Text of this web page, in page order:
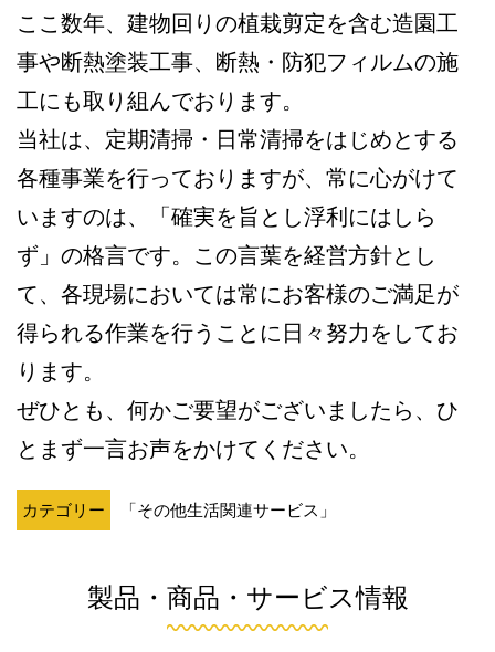
ここ数年、建物回りの植栽剪定を含む造園工
事や断熱塗装工事、断熱・防犯フィルムの施
工にも取り組んでおります。
当社は、定期清掃・日常清掃をはじめとする
各種事業を行っておりますが、常に心がけて
いますのは、「確実を旨とし浮利にはしら
ず」の格言です。この言葉を経営方針とし
て、各現場においては常にお客様のご満足が
得られる作業を行うことに日々努力をしてお
ります。
ぜひとも、何かご要望がございましたら、ひ
とまず一言お声をかけてください。
カテゴリー 「その他生活関連サービス」
製品・商品・サービス情報